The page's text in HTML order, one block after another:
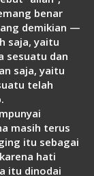
benar
demikian —
saja, yaitu
sesuatu dan
saja, yaitu
telah
masih terus
itu sebagai
hati
itu dinodai